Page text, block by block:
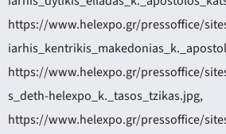
https://www.helexpo.gr/pressoffice/
https://www.helexpo.gr/pressoffice/
s_deth-helexpo_k._tasos_tzikas.jpg,
https://www.helexpo.gr/pressoffice/